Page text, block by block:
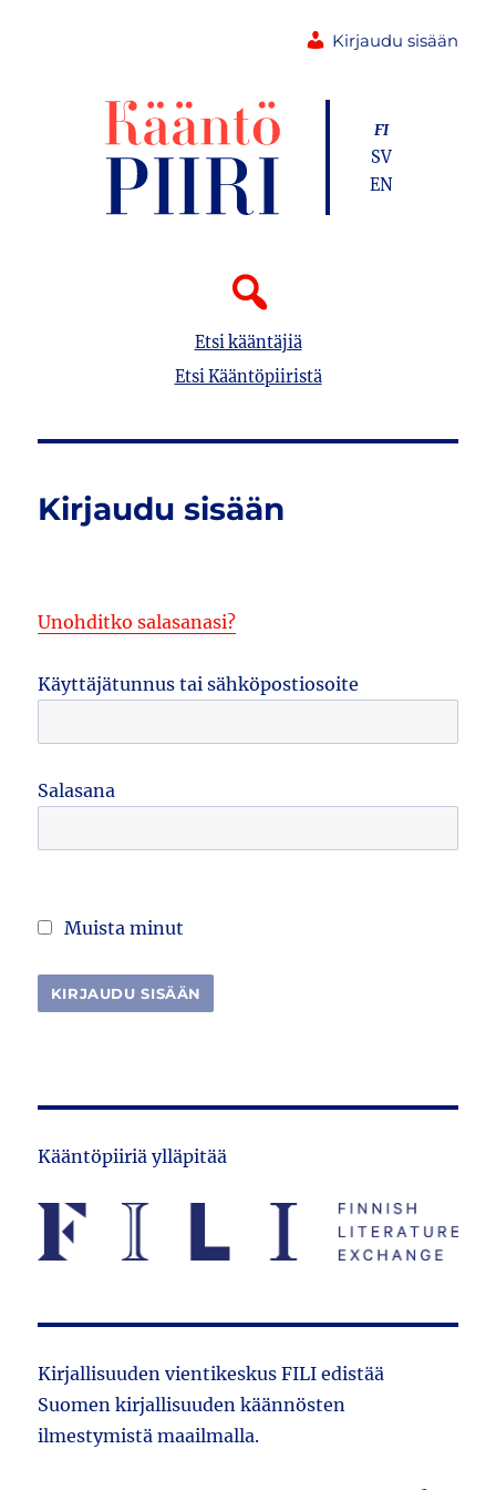
Kirjaudu sisään
Etsi kääntäjiä
Etsi Kääntöpiiristä
FI
SV
EN
Kirjaudu sisään
Unohditko salasanasi?
Käyttäjätunnus tai sähköpostiosoite
Salasana
Muista minut
Kääntöpiiriä ylläpitää
Kirjallisuuden vientikeskus FILI edistää
Suomen kirjallisuuden käännösten
ilmestymistä maailmalla.